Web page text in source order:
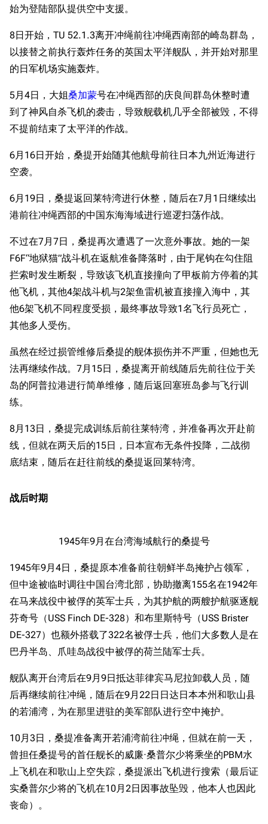
舰R百科
导航
最近更改
留言讨论页
新文件
新页面
帮助
资助百科
编辑规范
随便逛逛
特殊页面
上传文件
推荐角色与游戏技
巧
海域资料
经验计算
任务
好感度
战利品与功勋
技能
战斗机制
按类型
舰娘获得方式
深海舰队
装备图鉴
装备属性一览
港区系统
头像
勋章
音乐
收藏室
宿舍与家具
浴室
战区支队基地
工程局
特别船坞
考据勘误汇总
游戏BUG汇总
特殊成就
物品道具
舰船归宿一览
舰名溯源
舰艇徽章与格言
图纸舰与未成舰
蒸汽轮机基础
美海军惯导系统
意大利军舰一览
旧日本八八舰队
旧日本军舰一览
近代中国图纸舰
解放军主战舰艇
卫星观测
历次场刊
配音演员
艾拉微博存档
友情链接
舰少资料库
资料站
始为登陆部队提供空中支援。
8日开始，TU 52.1.3离开冲绳前往冲绳西南部的崎岛群岛，
以接替之前执行轰炸任务的英国太平洋舰队，并开始对那里
的日军机场实施轰炸。
5月4日，大姐桑加蒙号在冲绳西部的庆良间群岛休整时遭
到了神风自杀飞机的袭击，导致舰载机几乎全部被毁，不得
不提前结束了太平洋的作战。
6月16日开始，桑提开始随其他航母前往日本九州近海进行
空袭。
6月19日，桑提返回莱特湾进行休整，随后在7月1日继续出
港前往冲绳西部的中国东海海域进行巡逻扫荡作战。
不过在7月7日，桑提再次遭遇了一次意外事故。她的一架
F6F“地狱猫”战斗机在返航准备降落时，由于尾钩在勾住阻
拦索时发生断裂，导致该飞机直接撞向了甲板前方停着的其
他飞机，其他4架战斗机与2架鱼雷机被直接撞入海中，其
他6架飞机不同程度受损，最终事故导致1名飞行员死亡，
其他多人受伤。
虽然在经过损管维修后桑提的舰体损伤并不严重，但她也无
法再继续作战。7月15日，桑提离开前线随后先前往位于关
岛的阿普拉港进行简单维修，随后返回塞班岛参与飞行训
练。
8月13日，桑提完成训练后前往莱特湾，并准备再次开赴前
线，但就在两天后的15日，日本宣布无条件投降，二战彻
底结束，随后在赶往前线的桑提返回莱特湾。
战后时期
1945年9月在台湾海域航行的桑提号
1945年9月4日，桑提原本准备前往朝鲜半岛掩护占领军，
但中途被临时调往中国台湾北部，协助撤离155名在1942年
在马来战役中被俘的英军士兵，为其护航的两艘护航驱逐舰
芬奇号（USS Finch DE-328）和布里斯特号（USS Brister
DE-327）也额外搭载了322名被俘士兵，他们大多数人是在
巴丹半岛、爪哇岛战役中被俘的荷兰陆军士兵。
舰队离开台湾后在9月9日抵达菲律宾马尼拉卸载人员，随
后再继续前往冲绳，随后在9月22日日达日本本州和歌山县
的若浦湾，为在那里进驻的美军部队进行空中掩护。
10月3日，桑提准备离开若浦湾前往冲绳，但就在前一天，
曾担任桑提号的首任舰长的威廉·桑普尔少将乘坐的PBM水
上飞机在和歌山上空失踪，桑提派出飞机进行搜索（最后证
实桑普尔少将的飞机在10月2日因事故坠毁，他本人也因此
丧命）。